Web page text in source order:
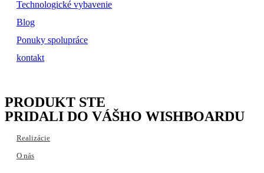
Technologické vybavenie
Blog
Ponuky spolupráce
kontakt
PRODUKT STE
PRIDALI DO VÁŠHO WISHBOARDU
Realizácie
O nás